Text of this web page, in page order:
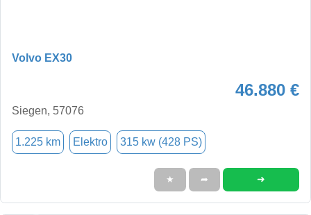
Volvo EX30
46.880 €
Siegen, 57076
1.225 km Elektro 315 kw (428 PS)
★ ➦ ➜